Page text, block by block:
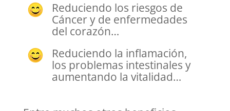
Reduciendo los riesgos de
Cáncer y de enfermedades
del corazón…
Reduciendo la inflamación,
los problemas intestinales y
aumentando la vitalidad…